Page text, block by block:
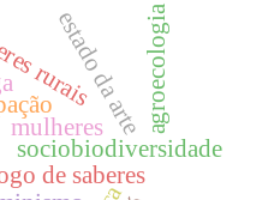
sociobiodiversidade
mulheres
estado da arteagroecologia
de saberes
rurais